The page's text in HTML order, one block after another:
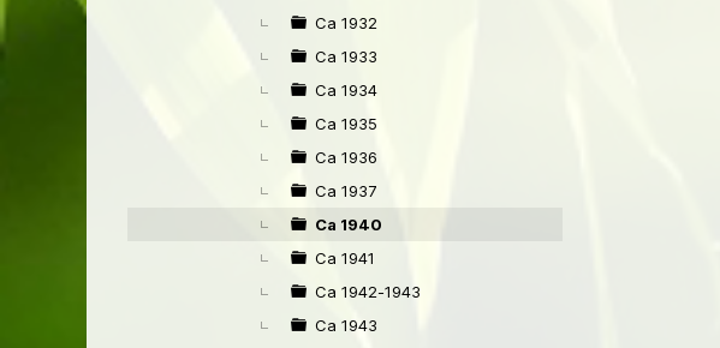
Ca 1932
Ca 1933
Ca 1934
Ca 1935
Ca 1936
Ca 1937
Ca 1940
Ca 1941
Ca 1942-1943
Ca 1943